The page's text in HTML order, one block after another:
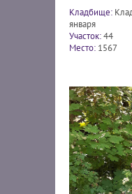
Кладбище:
января
Участок:44
Место: 1567